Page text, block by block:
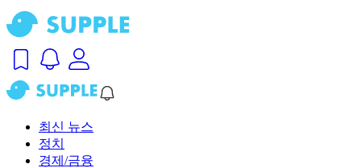
최신 뉴스
정치
경제/금융